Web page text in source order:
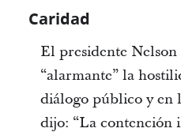
Caridad
El presidente
“alarmante” la
diálogo público y en
dijo: “La contención